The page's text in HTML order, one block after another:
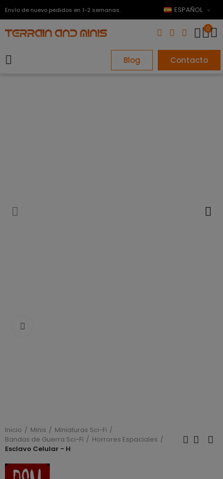
Envío de nuevo pedidos en 1-2 semanas. ESPAÑOL
0
Blog Contacto
Inicio Minis
Miniaturas Sci-Fi
Bandas de Guerra Sci-Fi
Horrores Espaciales
Esclavo Celular - H